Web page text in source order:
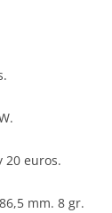
20 euros.
mm. 8 gr.